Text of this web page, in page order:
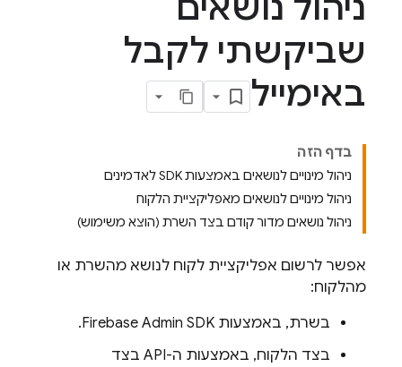
שביקשתי לקבל
באימייל
בדף הזה
ניהול מינויים לנושאים באמצעות SDK לאדמינים
ניהול מינויים לנושאים מאפליקציית הלקוח
ניהול נושאים מדור קודם בצד השרת (הוצא משימוש)
אפשר לרשום אפליקציית לקוח לנושא מהשרת או
מהלקוח:
בשרת, באמצעות
Firebase Admin SDK
.
בצד הלקוח, באמצעות ה-API בצד